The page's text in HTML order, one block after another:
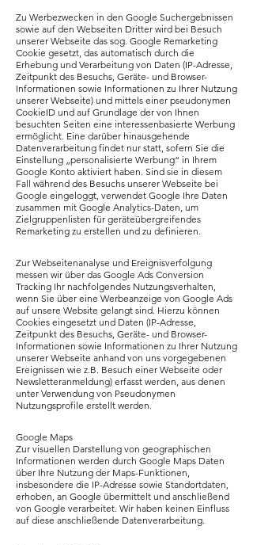
Zu Werbezwecken in den Google Suchergebnissen
sowie auf den Webseiten Dritter wird bei Besuch
unserer Webseite das sog. Google Remarketing
Cookie gesetzt, das automatisch durch die
Erhebung und Verarbeitung von Daten (IP-Adresse,
Zeitpunkt des Besuchs, Geräte- und Browser-
Informationen sowie Informationen zu Ihrer Nutzung
unserer Webseite) und mittels einer pseudonymen
CookieID und auf Grundlage der von Ihnen
besuchten Seiten eine interessenbasierte Werbung
ermöglicht. Eine darüber hinausgehende
Datenverarbeitung findet nur statt, sofern Sie die
Einstellung „personalisierte Werbung“ in Ihrem
Google Konto aktiviert haben. Sind sie in diesem
Fall während des Besuchs unserer Webseite bei
Google eingeloggt, verwendet Google Ihre Daten
zusammen mit Google Analytics-Daten, um
Zielgruppenlisten für geräteübergreifendes
Remarketing zu erstellen und zu definieren.
Zur Webseitenanalyse und Ereignisverfolgung
messen wir über das Google Ads Conversion
Tracking Ihr nachfolgendes Nutzungsverhalten,
wenn Sie über eine Werbeanzeige von Google Ads
auf unsere Website gelangt sind. Hierzu können
Cookies eingesetzt und Daten (IP-Adresse,
Zeitpunkt des Besuchs, Geräte- und Browser-
Informationen sowie Informationen zu Ihrer Nutzung
unserer Webseite anhand von uns vorgegebenen
Ereignissen wie z.B. Besuch einer Webseite oder
Newsletteranmeldung) erfasst werden, aus denen
unter Verwendung von Pseudonymen
Nutzungsprofile erstellt werden.
Google Maps
Zur visuellen Darstellung von geographischen
Informationen werden durch Google Maps Daten
über Ihre Nutzung der Maps-Funktionen,
insbesondere die IP-Adresse sowie Standortdaten,
erhoben, an Google übermittelt und anschließend
von Google verarbeitet. Wir haben keinen Einfluss
auf diese anschließende Datenverarbeitung.